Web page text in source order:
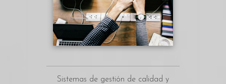
Sistemas de gestión de calidad y